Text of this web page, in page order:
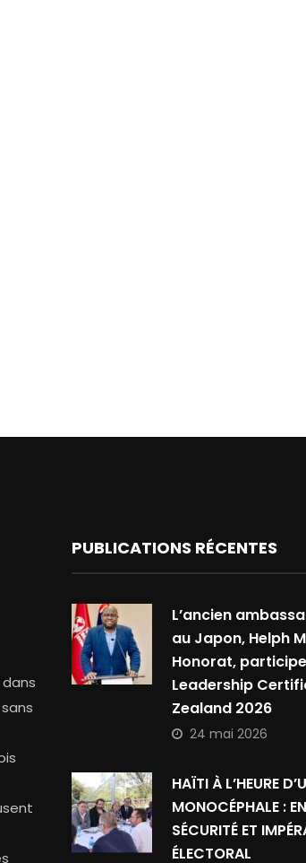
PUBLICATIONS RÉCENTES
L’ancien
au Japon, Helph
Honorat,
Leadership
Zealand 2026
24 mai 2026
HAÏTI À L’HEURE
MONOCÉPHALE :
SÉCURITÉ ET
ÉLECTORAL